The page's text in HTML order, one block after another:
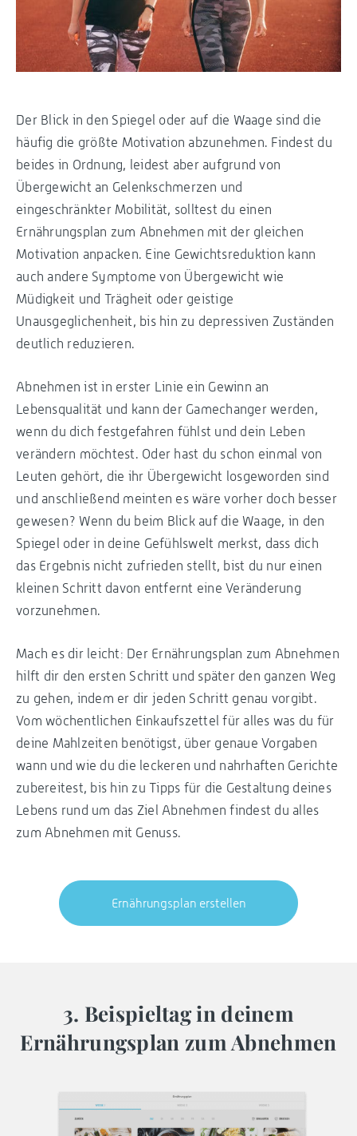
Der Blick in den Spiegel oder auf die Waage sind die
häufig die größte Motivation abzunehmen. Findest du
beides in Ordnung, leidest aber aufgrund von
Übergewicht an Gelenkschmerzen und
eingeschränkter Mobilität, solltest du einen
Ernährungsplan zum Abnehmen mit der gleichen
Motivation anpacken. Eine Gewichtsreduktion kann
auch andere Symptome von Übergewicht wie
Müdigkeit und Trägheit oder geistige
Unausgeglichenheit, bis hin zu depressiven Zuständen
deutlich reduzieren.
Abnehmen ist in erster Linie ein Gewinn an
Lebensqualität und kann der Gamechanger werden,
wenn du dich festgefahren fühlst und dein Leben
verändern möchtest. Oder hast du schon einmal von
Leuten gehört, die ihr Übergewicht losgeworden sind
und anschließend meinten es wäre vorher doch besser
gewesen? Wenn du beim Blick auf die Waage, in den
Spiegel oder in deine Gefühlswelt merkst, dass dich
das Ergebnis nicht zufrieden stellt, bist du nur einen
kleinen Schritt davon entfernt eine Veränderung
vorzunehmen.
Mach es dir leicht: Der Ernährungsplan zum Abnehmen
hilft dir den ersten Schritt und später den ganzen Weg
zu gehen, indem er dir jeden Schritt genau vorgibt.
Vom wöchentlichen Einkaufszettel für alles was du für
deine Mahlzeiten benötigst, über genaue Vorgaben
wann und wie du die leckeren und nahrhaften Gerichte
zubereitest, bis hin zu Tipps für die Gestaltung deines
Lebens rund um das Ziel Abnehmen findest du alles
zum Abnehmen mit Genuss.
Ernährungsplan erstellen
3. Beispieltag in deinem
Ernährungsplan zum Abnehmen